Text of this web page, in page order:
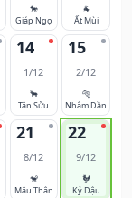
🐎
Giáp Ngọ
🐐
Ất Mùi
14
1/12
🐂
Tân Sửu
15
2/12
🐅
Nhâm Dần
21
8/12
🐒
Mậu Thân
22
9/12
🐓
Kỷ Dậu